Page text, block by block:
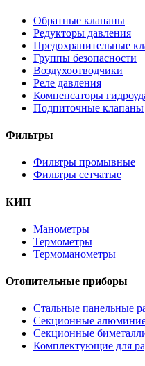
Обратные клапаны
Редукторы давления
Предохранительные
Группы безопасности
Воздухоотводчики
Реле давления
Компенсаторы
Подпиточные клапаны
Фильтры
Фильтры промывные
Фильтры сетчатые
КИП
Манометры
Термометры
Термоманометры
Отопительные приборы
Стальные панельные
Секционные
Секционные
Комплектующие для